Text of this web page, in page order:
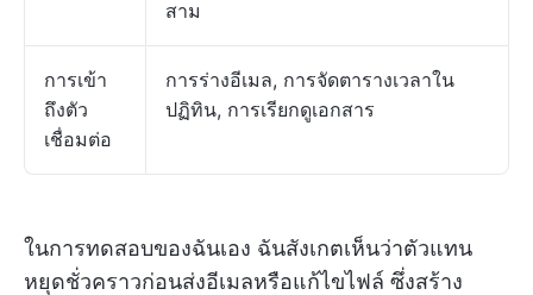
สาม
การเข้า
ถึงตัว
เชื่อมต่อ
การร่างอีเมล, การจัดตารางเวลาใน
ปฏิทิน, การเรียกดูเอกสาร
ในการทดสอบของฉันเอง ฉันสังเกตเห็นว่าตัวแทน
หยุดชั่วคราวก่อนส่งอีเมลหรือแก้ไขไฟล์ ซึ่งสร้าง